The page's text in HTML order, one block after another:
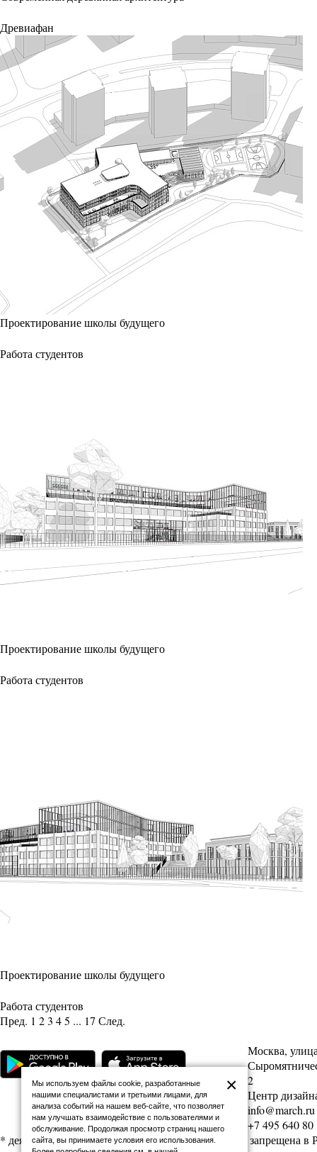
Древиафан
Проектирование школы будущего
Работа студентов
Проектирование школы будущего
Работа студентов
Проектирование школы будущего
Работа студентов
Пред. 1 23 45 ... 17 След.
Москва,
2
Центр
info@march.ru
+7 495 640 80
* деятельность Meta (соцсети Facebook и Instagram) запрещена в
×
Мы используем файлы cookie, разработанные
нашими специалистами и третьими лицами, для
анализа событий на нашем веб-сайте, что позволяет
нам улучшать взаимодействие с пользователями и
обслуживание. Продолжая просмотр страниц нашего
сайта, вы принимаете условия его использования.